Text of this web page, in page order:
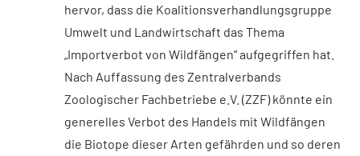
hervor, dass die Koalitionsverhandlungsgruppe
Umwelt und Landwirtschaft das Thema
„Importverbot von Wildfängen“ aufgegriffen hat.
Nach Auffassung des Zentralverbands
Zoologischer Fachbetriebe e.V. (ZZF) könnte ein
generelles Verbot des Handels mit Wildfängen
die Biotope dieser Arten gefährden und so deren